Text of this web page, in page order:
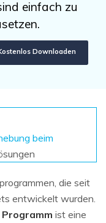
Sign In
einfach zu
Downloaden
beim
die seit
entwickelt wurden.
ist eine